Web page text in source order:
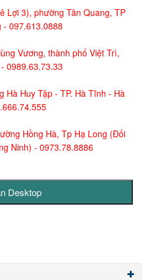
Lợi 3), phường Tân Quang, TP
- 097.613.0888
Vương, thành phố Việt Trì,
0989.63.73.33
Hà Huy Tập - TP. Hà Tĩnh - Hà
Hồng Hà, Tp Hạ Long (Đối
Ninh) - 0973.78.8886